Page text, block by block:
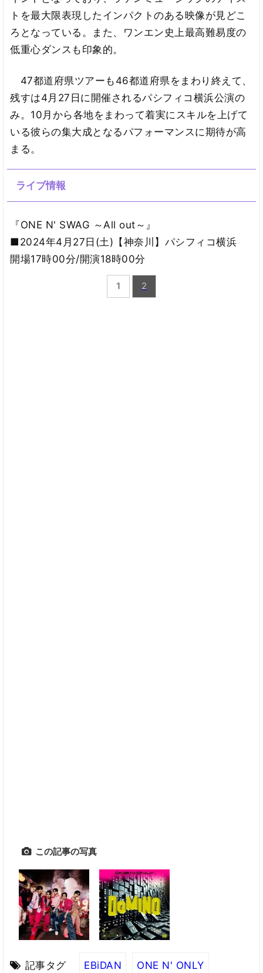
トを最大限表現したインパクトのある映像が見どこ
ろとなっている。また、ワンエン史上最高難易度の
低重心ダンスも印象的。
47都道府県ツアーも46都道府県をまわり終えて、
残すは4月27日に開催されるパシフィコ横浜公演の
み。10月から各地をまわって着実にスキルを上げて
いる彼らの集大成となるパフォーマンスに期待が高
まる。
ライブ情報
『ONE N' SWAG ～All out～』
■2024年4月27日(土)【神奈川】パシフィコ横浜
開場17時00分/開演18時00分
1 2
この記事の写真
記事タグ EBiDAN ONE N' ONLY